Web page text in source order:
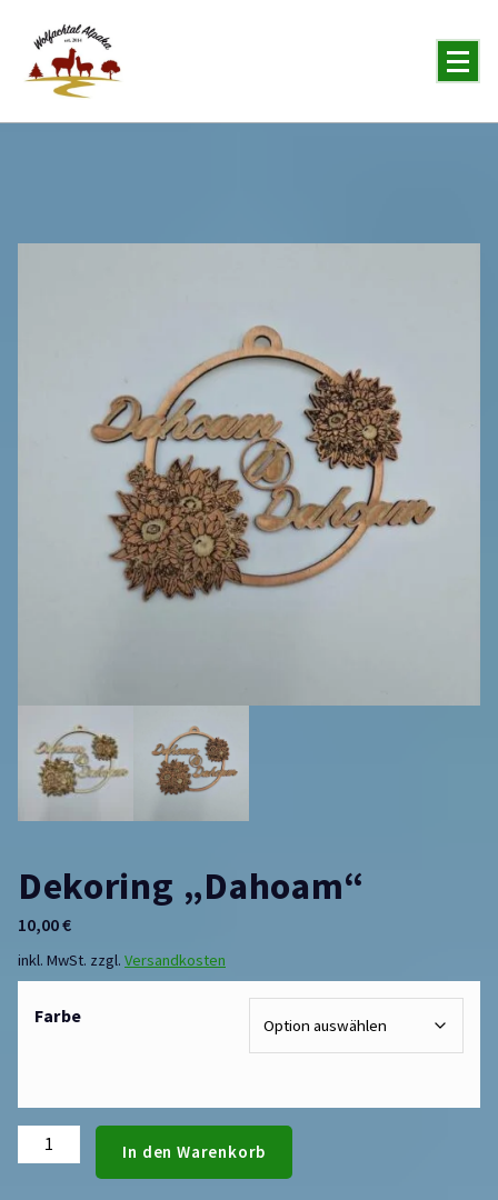
Dekoring „Dahoam“
10,00€
inkl. MwSt. zzgl. Versandkosten
Farbe
In den Warenkorb